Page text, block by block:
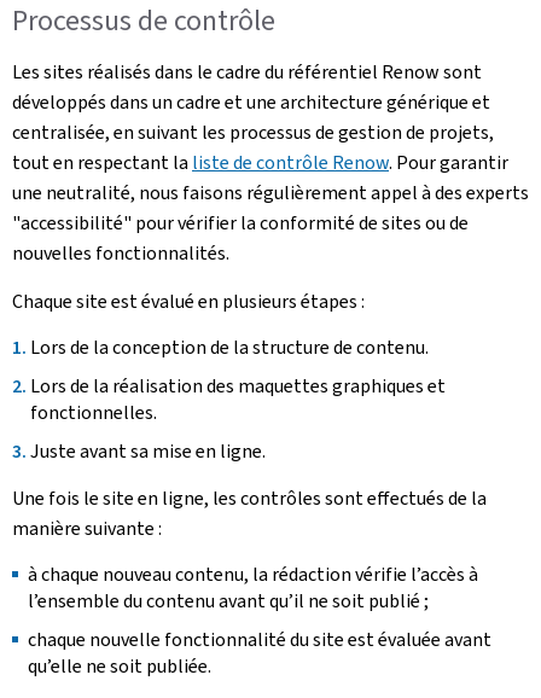
Processus de contrôle
Les sites réalisés dans le cadre du référentiel Renow sont
développés dans un cadre et une architecture générique et
centralisée, en suivant les processus de gestion de projets,
tout en respectant la liste de contrôle Renow. Pour garantir
une neutralité, nous faisons régulièrement appel à des experts
"accessibilité" pour vérifier la conformité de sites ou de
nouvelles fonctionnalités.
Chaque site est évalué en plusieurs étapes :
Lors de la conception de la structure de contenu.
Lors de la réalisation des maquettes graphiques et
fonctionnelles.
Juste avant sa mise en ligne.
Une fois le site en ligne, les contrôles sont effectués de la
manière suivante :
à chaque nouveau contenu, la rédaction vérifie l’accès à
l’ensemble du contenu avant qu’il ne soit publié ;
chaque nouvelle fonctionnalité du site est évaluée avant
qu’elle ne soit publiée.